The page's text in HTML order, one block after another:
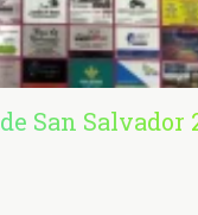
San Salvador